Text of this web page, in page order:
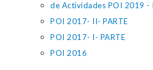
de Actividades POI 2019 -
POI 2017- II- PARTE
POI 2017- I- PARTE
POI 2016